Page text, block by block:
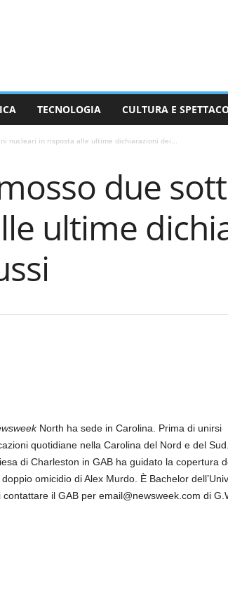
TECNOLOGIA CULTURA E
nucleari in risposta alle ultime dichiarazioni dei...
due
ultime
North ha sede in Carolina. Prima di unirsi
quotidiane nella Carolina del Nord e del
di Charleston in GAB ha guidato la copertura
omicidio di Alex Murdo. È Bachelor
il GAB per email@newsweek.com di